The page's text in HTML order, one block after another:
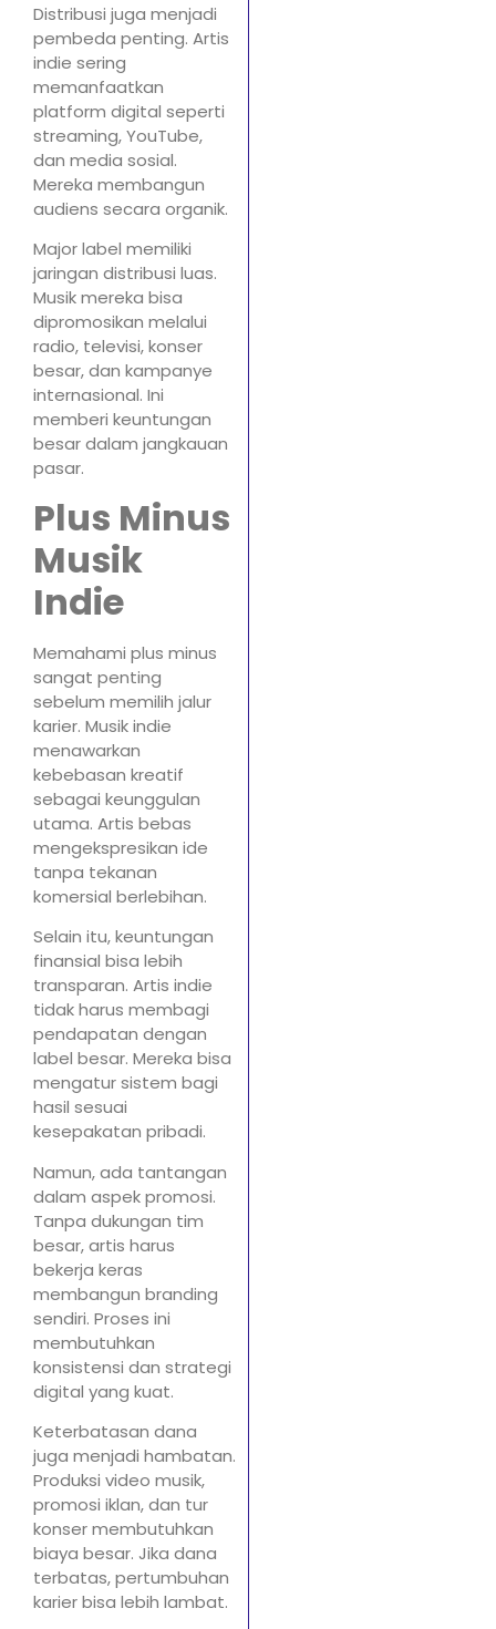
Distribusi juga menjadi
pembeda penting. Artis
indie sering
memanfaatkan
platform digital seperti
streaming, YouTube,
dan media sosial.
Mereka membangun
audiens secara organik.
Major label memiliki
jaringan distribusi luas.
Musik mereka bisa
dipromosikan melalui
radio, televisi, konser
besar, dan kampanye
internasional. Ini
memberi keuntungan
besar dalam jangkauan
pasar.
Plus Minus
Musik
Indie
Memahami plus minus
sangat penting
sebelum memilih jalur
karier. Musik indie
menawarkan
kebebasan kreatif
sebagai keunggulan
utama. Artis bebas
mengekspresikan ide
tanpa tekanan
komersial berlebihan.
Selain itu, keuntungan
finansial bisa lebih
transparan. Artis indie
tidak harus membagi
pendapatan dengan
label besar. Mereka bisa
mengatur sistem bagi
hasil sesuai
kesepakatan pribadi.
Namun, ada tantangan
dalam aspek promosi.
Tanpa dukungan tim
besar, artis harus
bekerja keras
membangun branding
sendiri. Proses ini
membutuhkan
konsistensi dan strategi
digital yang kuat.
Keterbatasan dana
juga menjadi hambatan.
Produksi video musik,
promosi iklan, dan tur
konser membutuhkan
biaya besar. Jika dana
terbatas, pertumbuhan
karier bisa lebih lambat.